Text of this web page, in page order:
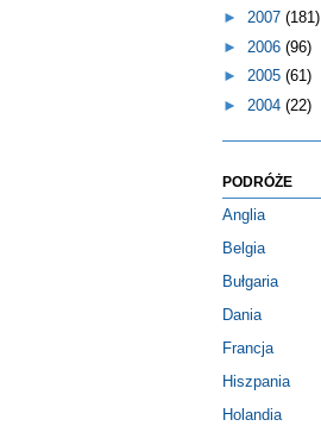
► 2007 (181)
► 2006 (96)
► 2005 (61)
► 2004 (22)
PODRÓŻE
Anglia
Belgia
Bułgaria
Dania
Francja
Hiszpania
Holandia